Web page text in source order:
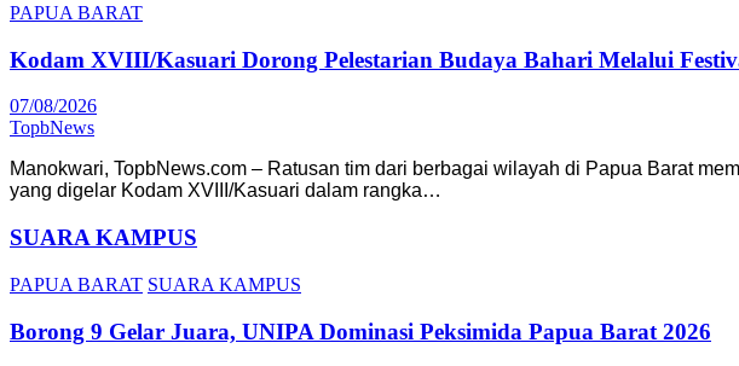
PAPUA BARAT
Kodam XVIII/Kasuari Dorong Pelestarian Budaya Bahari Melalui
07/08/2026
TopbNews
Manokwari, TopbNews.com – Ratusan tim dari berbagai wilayah di Papua Barat
yang digelar Kodam XVIII/Kasuari dalam rangka…
SUARA KAMPUS
PAPUA BARAT SUARA KAMPUS
Borong 9 Gelar Juara, UNIPA Dominasi Peksimida Papua Barat 2026